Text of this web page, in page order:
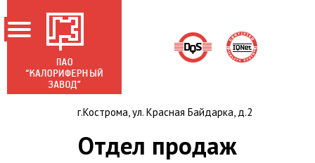
г.Кострома, ул. Красная Байдарка, д.2
Отдел продаж
ГЛАВНАЯ
О ЗАВОДЕ